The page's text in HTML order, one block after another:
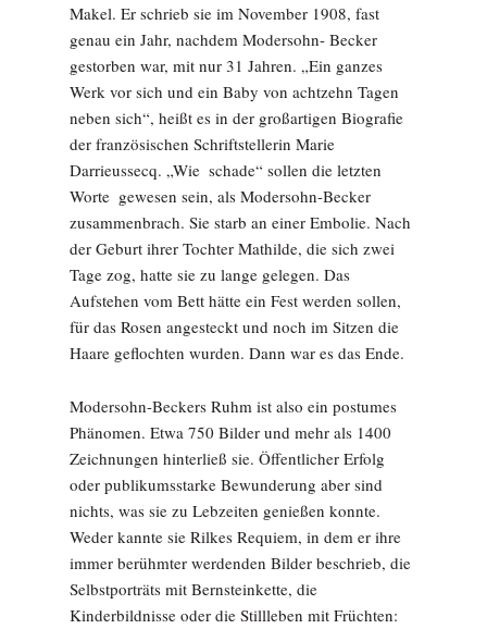
Makel. Er schrieb sie im November 1908, fast
genau ein Jahr, nachdem Modersohn-­ Becker
gestorben war, mit nur 31 Jahren. „Ein ganzes
Werk vor sich und ein Baby von achtzehn Tagen
neben sich“, heißt es in der großartigen Biografie
der französischen Schriftstellerin Marie
Darrieussecq. „Wie ­ schade“ sollen die letzten
Worte ­ gewesen sein, als Modersohn-Becker
zusammenbrach. Sie starb an einer Embolie. Nach
der Geburt ihrer Tochter Mathilde, die sich zwei
Tage zog, hatte sie zu lange gelegen. Das
Aufstehen vom Bett hätte ein Fest werden sollen,
für das Rosen angesteckt und noch im Sitzen die
Haare geflochten wurden. Dann war es das Ende.
Modersohn-Beckers Ruhm ist also ein postumes
Phänomen. Etwa 750 Bilder und mehr als 1400
Zeichnungen hinterließ sie. Öffentlicher Erfolg
oder publikumsstarke Bewunderung aber sind
nichts, was sie zu Lebzeiten genießen konnte.
Weder kannte sie Rilkes Requiem, in dem er ihre
immer berühmter werdenden Bilder beschrieb, die
Selbstporträts mit Bernsteinkette, die
Kinderbildnisse oder die Stillleben mit Früchten: